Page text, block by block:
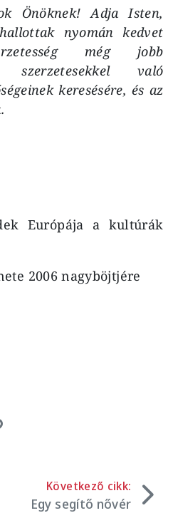
Önöknek! Adja Isten,
nyomán kedvet
még jobb
szerzetesekkel való
keresésére, és az
Európája a kultúrák
2006 nagyböjtjére
Következő cikk:
Egy segítő nővér